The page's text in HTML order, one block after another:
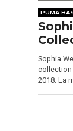
PUMA
Sophia
collection
2018. La